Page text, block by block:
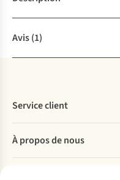
Avis(1)
Service client
Commander
Payer
À propos de nous